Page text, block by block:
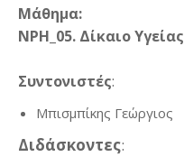
Μάθημα:
NPH_05. Δίκαιο Υγείας
Συντονιστές:
Μπισμπίκης Γεώργιος
Διδάσκοντες: